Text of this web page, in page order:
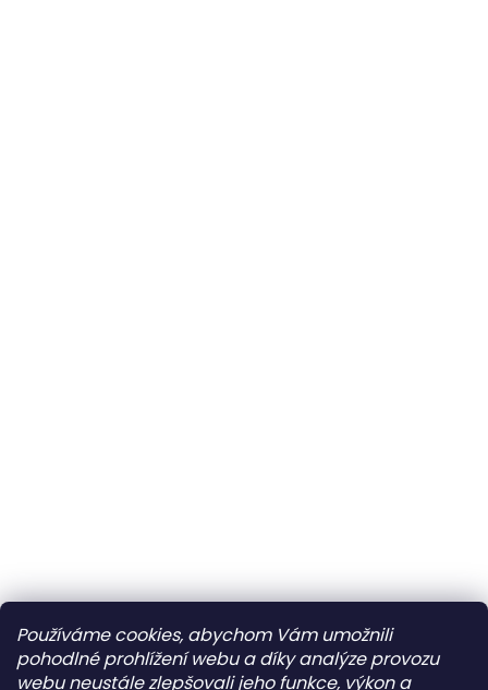
Používáme cookies, abychom Vám umožnili
pohodlné prohlížení webu a díky analýze provozu
webu neustále zlepšovali jeho funkce, výkon a